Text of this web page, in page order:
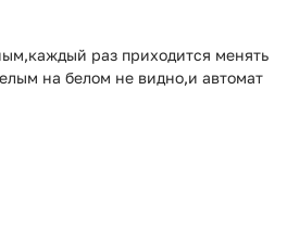
раз приходится менять
на белом не видно,и автомат